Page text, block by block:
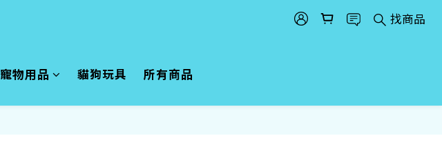
找商品
寵物用品 貓狗玩具 所有商品